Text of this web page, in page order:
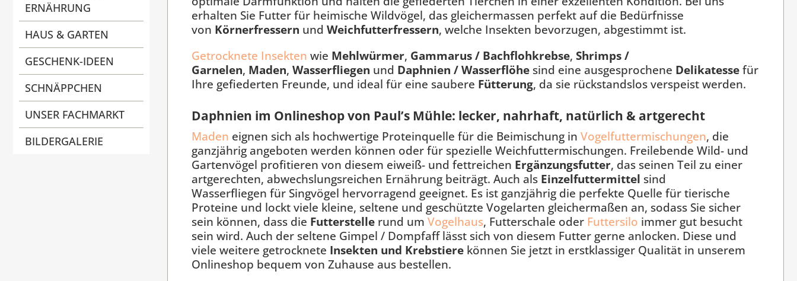
ERNÄHRUNG
HAUS & GARTEN
GESCHENK-IDEEN
SCHNÄPPCHEN
UNSER FACHMARKT
BILDERGALERIE
erhalten Sie Futter für heimische Wildvögel, das gleichermassen perfekt auf die Bedürfnisse
von Körnerfressern und Weichfutterfressern, welche Insekten bevorzugen, abgestimmt ist.
Getrocknete Insekten wie Mehlwürmer, Gammarus / Bachflohkrebse, Shrimps/
Garnelen, Maden, Wasserfliegen und Daphnien / Wasserflöhe sind eine ausgesprochene Delikatessefür
Ihre gefiederten Freunde, und ideal für eine saubere Fütterung, da sie rückstandslos verspeist werden.
Daphnien im Onlineshop von Paul’s Mühle: lecker, nahrhaft, natürlich & artgerecht
Maden eignen sich als hochwertige Proteinquelle für die Beimischung in Vogelfuttermischungen, die
ganzjährig angeboten werden können oder für spezielle Weichfuttermischungen. Freilebende Wild- und
Gartenvögel profitieren von diesem eiweiß- und fettreichen Ergänzungsfutter, das seinen Teil zu einer
artgerechten, abwechslungsreichen Ernährung beiträgt. Auch als Einzelfuttermittel sind
Wasserfliegen für Singvögel hervorragend geeignet. Es ist ganzjährig die perfekte Quelle für tierische
Proteine und lockt viele kleine, seltene und geschützte Vogelarten gleichermaßen an, sodass Sie sicher
sein können, dass die Futterstelle rund um Vogelhaus, Futterschale oder Futtersilo immer gut besucht
sein wird. Auch der seltene Gimpel / Dompfaff lässt sich von diesem Futter gerne anlocken. Diese und
viele weitere getrocknete Insekten und Krebstiere können Sie jetzt in erstklassiger Qualität in unserem
Onlineshop bequem von Zuhause aus bestellen.